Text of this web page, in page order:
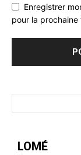
Enregistrer
pour la
LOMÉ